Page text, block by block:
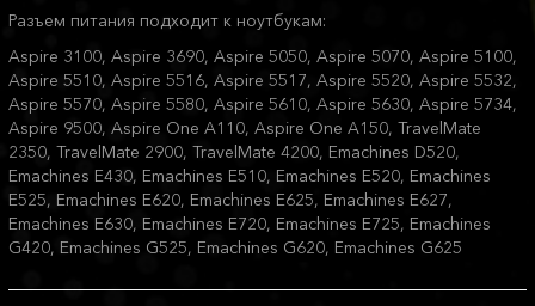
Разъем питания подходит к ноутбукам:
Aspire 3100, Aspire 3690, Aspire 5050, Aspire 5070, Aspire 5100,
Aspire 5510, Aspire 5516, Aspire 5517, Aspire 5520, Aspire 5532,
Aspire 5570, Aspire 5580, Aspire 5610, Aspire 5630, Aspire 5734,
Aspire 9500, Aspire One A110, Aspire One A150, TravelMate
2350, TravelMate 2900, TravelMate 4200, Emachines D520,
Emachines E430, Emachines E510, Emachines E520, Emachines
E525, Emachines E620, Emachines E625, Emachines E627,
Emachines E630, Emachines E720, Emachines E725, Emachines
G420, Emachines G525, Emachines G620, Emachines G625